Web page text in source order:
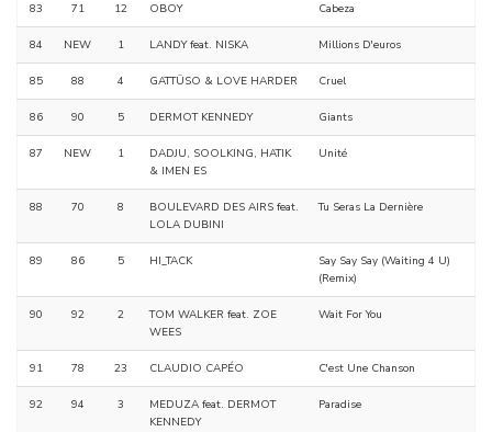
83 71 12 OBOY Cabeza
84 NEW 1 LANDY feat. NISKA Millions D'euros
85 88 4 GATTÜSO & LOVE HARDER Cruel
86 90 5 DERMOT KENNEDY Giants
87 NEW 1
DADJU, SOOLKING, HATIK
& IMEN ES
Unité
88 70 8
BOULEVARD DES AIRS feat.
LOLA DUBINI
Tu Seras La Dernière
89 86 5 HI_TACK
Say Say Say (Waiting 4 U)
(Remix)
90 92 2
TOM WALKER feat. ZOE
WEES
Wait For You
91 78 23 CLAUDIO CAPÉO C'est Une Chanson
92 94 3
MEDUZA feat. DERMOT
KENNEDY
Paradise